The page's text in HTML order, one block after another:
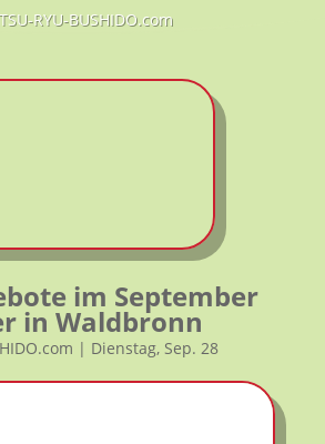
RYU-BUSHIDO.com
im September
in Waldbronn
| Dienstag, Sep. 28